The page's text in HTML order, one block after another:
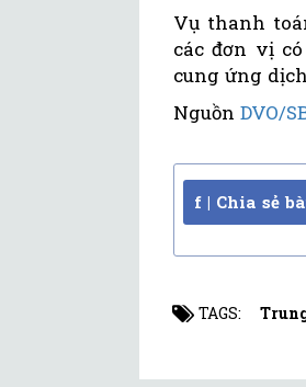
Vụ thanh
các đơn vị
cung ứng
NguồnDVO/
f | Chia sẻ
TAGS: